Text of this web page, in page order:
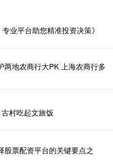
专业平台助您精准投资决策》
两地农商行大PK 上海农商行多
村吃起文旅饭
股票配资平台的关键要点之